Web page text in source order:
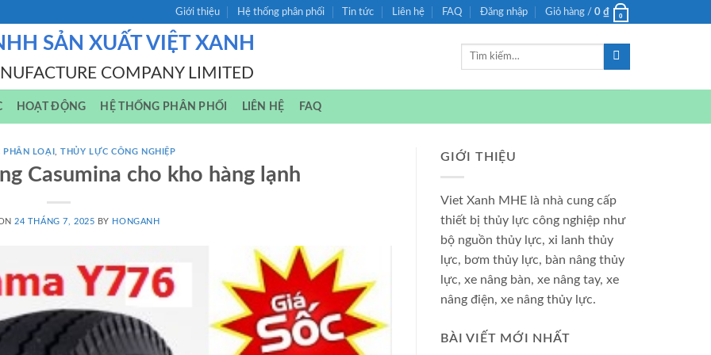
Giới thiệu Hệ thống phân phối Tin tức Liên hệ FAQ Đăng nhập Giỏ hàng / 0 ₫ 0
SẢN XUẤT VIỆT XANH
COMPANY LIMITED
Tìm
HOẠT ĐỘNG HỆ THỐNG PHÂN PHỐI LIÊN HỆ FAQ
LOẠI ,THỦY LỰC CÔNG NGHIỆP
Casumina cho kho hàng lạnh
24 THÁNG 7, 2025 BY HONGANH
GIỚI THIỆU
Viet Xanh MHE là nhà cung cấp
thiết bị thủy lực công nghiệp như
bộ nguồn thủy lực, xi lanh thủy
lực, bơm thủy lực, bàn nâng thủy
lực, xe nâng bàn, xe nâng tay, xe
nâng điện, xe nâng thủy lực.
BÀI VIẾT MỚI NHẤT